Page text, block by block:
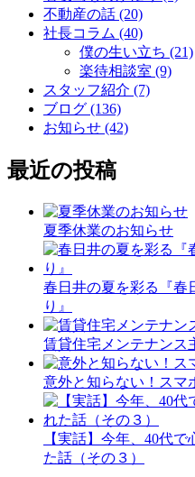
不動産の話 (20)
社長コラム (40)
僕の生い立ち (21)
楽待相談室 (9)
スタッフ紹介 (7)
ブログ (136)
お知らせ (42)
最近の投稿
夏季休業のお知らせ
春日井の夏を彩る『春
り』
賃貸住宅メンテナンス
意外と知らない！スマ
【実話】今年、40代
た話（その３）